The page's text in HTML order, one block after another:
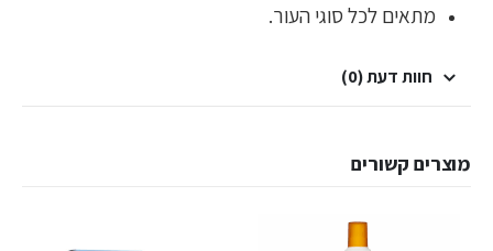
מתאים לכל סוגי העור.
חוות דעת (0)
מוצרים קשורים